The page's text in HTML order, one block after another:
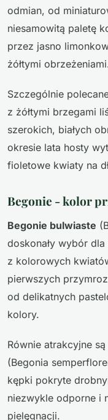
odmian, od
niesamowitą paletę
przez jasno
żółtymi
Szczególnie
z żółtymi brzegami
szerokich, białych
okresie lata hosty
fioletowe kwiaty na
Begonie - kolor
Begonie bulwiaste
doskonały wybór
z kolorowych
pierwszych
od delikatnych
kolory.
Równie atrakcyjne są
(Begonia
kępki pokryte
niezwykle odporne i
pielęgnacji.